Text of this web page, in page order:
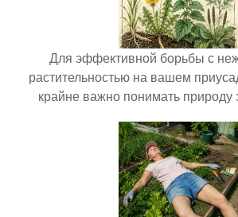
Для эффективной борьбы с
растительностью на вашем
крайне важно понимать природу